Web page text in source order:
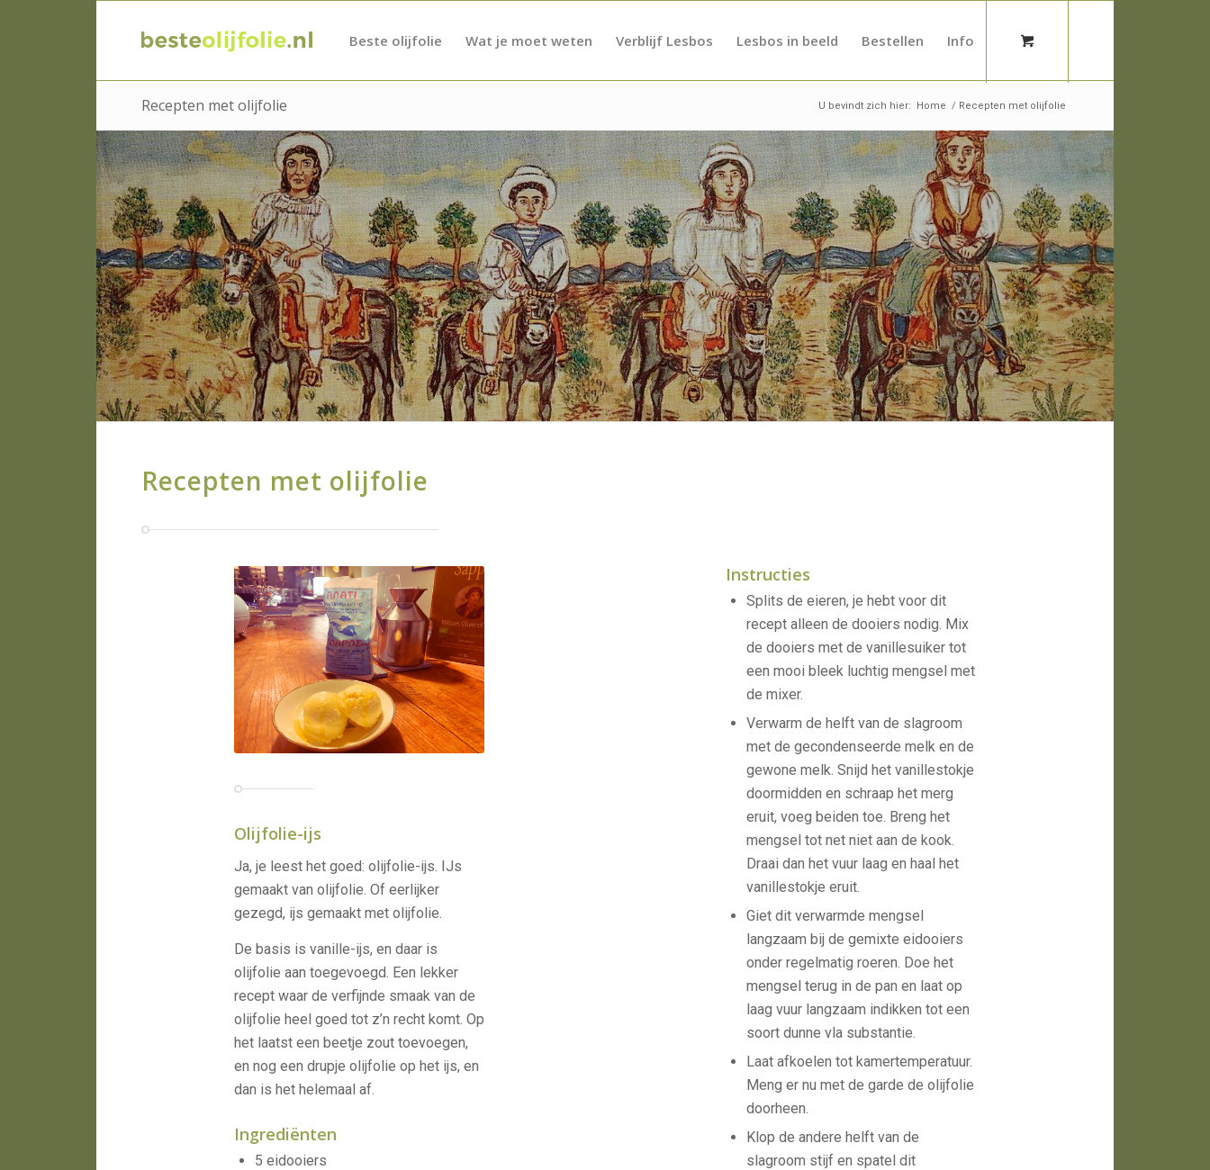
Beste olijfolie Wat je moet weten Verblijf Lesbos Lesbos in beeld Bestellen Info
Recepten met olijfolie U bevindt zich hier: Home / Recepten met olijfolie
Recepten met olijfolie
Olijfolie-ijs
Ja, je leest het goed: olijfolie-ijs. IJs
gemaakt van olijfolie. Of eerlijker
gezegd, ijs gemaakt met olijfolie.
De basis is vanille-ijs, en daar is
olijfolie aan toegevoegd. Een lekker
recept waar de verfijnde smaak van de
olijfolie heel goed tot z’n recht komt. Op
het laatst een beetje zout toevoegen,
en nog een drupje olijfolie op het ijs, en
dan is het helemaal af.
Ingrediënten
5 eidooiers
Instructies
Splits de eieren, je hebt voor dit
recept alleen de dooiers nodig. Mix
de dooiers met de vanillesuiker tot
een mooi bleek luchtig mengsel met
de mixer.
Verwarm de helft van de slagroom
met de gecondenseerde melk en de
gewone melk. Snijd het vanillestokje
doormidden en schraap het merg
eruit, voeg beiden toe. Breng het
mengsel tot net niet aan de kook.
Draai dan het vuur laag en haal het
vanillestokje eruit.
Giet dit verwarmde mengsel
langzaam bij de gemixte eidooiers
onder regelmatig roeren. Doe het
mengsel terug in de pan en laat op
laag vuur langzaam indikken tot een
soort dunne vla substantie.
Laat afkoelen tot kamertemperatuur.
Meng er nu met de garde de olijfolie
doorheen.
Klop de andere helft van de
slagroom stijf en spatel dit